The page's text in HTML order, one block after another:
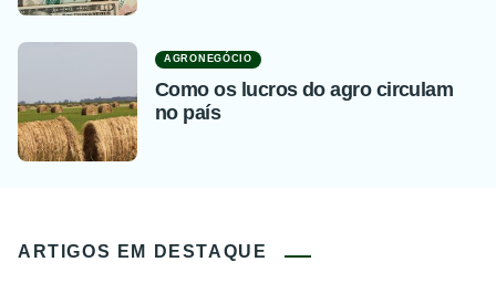
AGRONEGÓCIO
Como os lucros do agro circulam
no país
ARTIGOS EM DESTAQUE